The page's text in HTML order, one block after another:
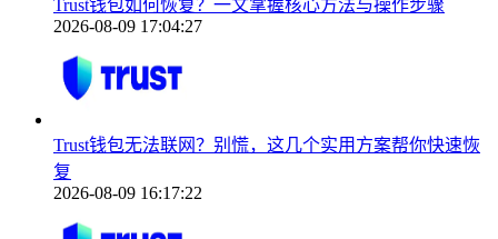
Trust钱包如何恢复？一文掌握核心方法与操作步骤
2026-08-09 17:04:27
Trust钱包无法联网？别慌，这几个实用方案帮你快速恢
复
2026-08-09 16:17:22